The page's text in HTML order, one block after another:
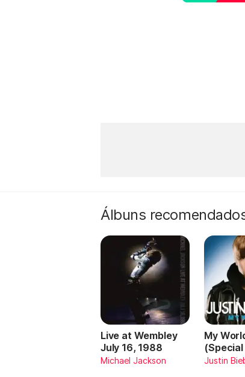
Álbuns
Live at Wembley
July 16, 1988
Michael Jackson
My
Justin